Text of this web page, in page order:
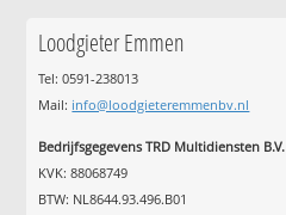
Loodgieter Emmen
Tel: 0591-238013
Mail: info@loodgieteremmenbv.nl
Bedrijfsgegevens TRD Multidiensten B.V.
KVK: 88068749
BTW: NL8644.93.496.B01